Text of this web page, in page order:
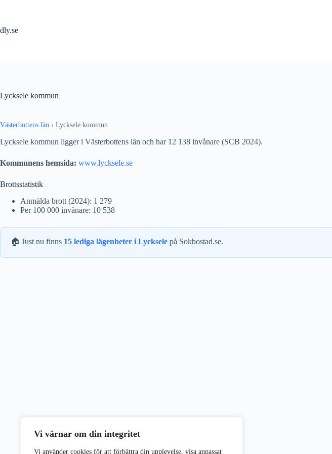
Vi värnar om din integritet
Vi använder cookies för att förbättra din upplevelse, visa anpassat
dly.se
Lycksele kommun
Västerbottens län › Lycksele kommun
Lycksele kommun ligger i Västerbottens län och har 12 138 invånare (SCB 2024).
Kommunens hemsida: www.lycksele.se
Brottsstatistik
Anmälda brott (2024): 1 279
Per 100 000 invånare: 10 538
🏠 Just nu finns 15 lediga lägenheter i Lycksele på Sokbostad.se.